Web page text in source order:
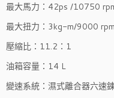
最大馬力：42ps /10750
最大扭力：3kg-m/9000 rpm
壓縮比：11.2：1
油箱容量：14 L
變速系統：濕式離合器六速